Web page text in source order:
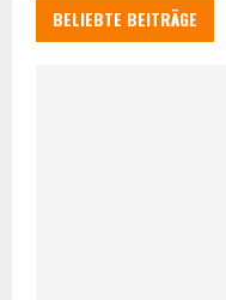
BELIEBTE BEITRÄGE